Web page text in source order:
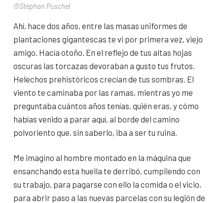
©Stephan Puschel
Ahí, hace dos años, entre las masas uniformes de
plantaciones gigantescas te vi por primera vez, viejo
amigo. Hacía otoño. En el reflejo de tus altas hojas
oscuras las torcazas devoraban a gusto tus frutos.
Helechos prehistóricos crecían de tus sombras. El
viento te caminaba por las ramas, mientras yo me
preguntaba cuántos años tenías, quién eras, y cómo
habías venido a parar aquí, al borde del camino
polvoriento que, sin saberlo, iba a ser tu ruina.
Me imagino al hombre montado en la máquina que
ensanchando esta huella te derribó, cumpliendo con
su trabajo, para pagarse con ello la comida o el vicio,
para abrir paso a las nuevas parcelas con su legión de